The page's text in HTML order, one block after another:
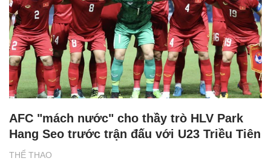
THỂ THAO
AFC "mách nước" cho thầy trò HLV Park
Hang Seo trước trận đấu với U23 Triều Tiên